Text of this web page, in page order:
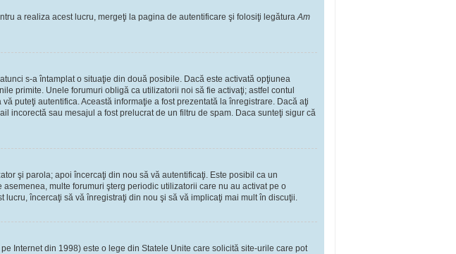
a realiza acest lucru, mergeţi la pagina de autentificare şi folosiţi legăturaAm
s-a întamplat o situaţie din două posibile. Dacă este activată opţiunea
primite. Unele forumuri obligă ca utilizatorii noi să fie activaţi; astfel contul
puteţi autentifica. Această informaţie a fost prezentată la înregistrare. Dacă aţi
incorectă sau mesajul a fost prelucrat de un filtru de spam. Daca sunteţi sigur că
şi parola; apoi încercaţi din nou să vă autentificaţi. Este posibil ca un
multe forumuri şterg periodic utilizatorii care nu au activat pe o
încercaţi să vă înregistraţi din nou şi să vă implicaţi mai mult în discuţii.
Internet din 1998) este o lege din Statele Unite care solicită site-urile care pot